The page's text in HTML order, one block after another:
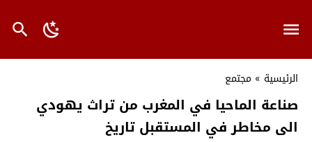
الرئيسية » مجتمع
صناعة الماحيا في المغرب من تراث يهودي
الى مخاطر في المستقبل تاريخ